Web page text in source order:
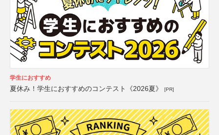
学生におすすめ
夏休み！学生におすすめのコンテスト《2026夏》 [PR]